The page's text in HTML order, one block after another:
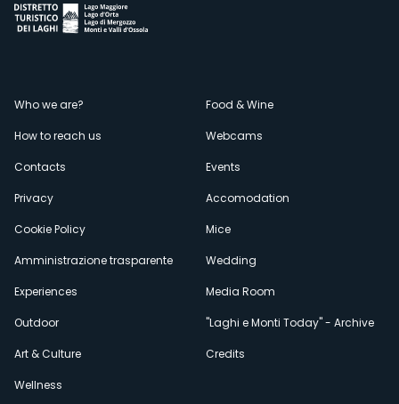
Menù
secondario
Who we are?
How to reach us
Contacts
Privacy
Cookie Policy
Amministrazione trasparente
Experiences
Outdoor
Art & Culture
Wellness
Food & Wine
Webcams
Events
Accomodation
Mice
Wedding
Media Room
"Laghi e Monti Today" - Archive
Credits